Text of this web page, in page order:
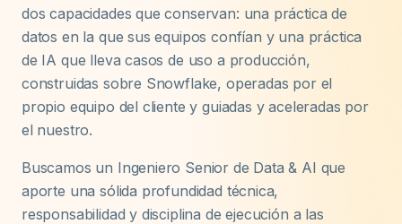
dos capacidades que conservan: una práctica de
datos en la que sus equipos confían y una práctica
de IA que lleva casos de uso a producción,
construidas sobre Snowflake, operadas por el
propio equipo del cliente y guiadas y aceleradas por
el nuestro.
Buscamos un Ingeniero Senior de Data & AI que
aporte una sólida profundidad técnica,
responsabilidad y disciplina de ejecución a las